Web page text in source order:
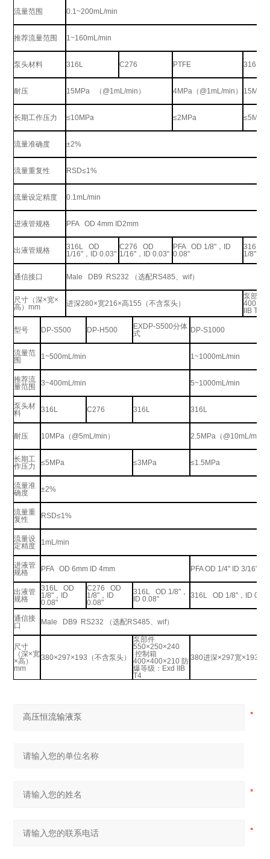
流量范围 0.1~200mL/min
推荐流量范围 1~160mL/min
泵头材料 316L C276 PTFE 316L
耐压 15MPa （ @1mL/min ） 4MPa （ @1mL/min ）
长期工作压力 ≤10MPa ≤2MPa ≤5MPa
流量准确度 ±2%
流量重复性 RSD≤1%
流量设定精度 0.1mL/min
进液管规格 PFA OD 4mm ID2mm
出液管规格
316L OD
1/16" ， ID 0.03"
C276 OD
1/16" ， ID 0.03"
PFA OD 1/8" ，
ID
0.08"
316L
1/8"
通信接口 Male DB9 RS232 （选配RS485、wif）
尺寸（深×宽×
高）mm 进深280×宽216×高155（不含泵头）
泵部件
IIB T4
型号 DP-S500 DP-H500
EXDP-S500分体
式
DP-S1000
流量范
围
1~500mL/min 1~1000mL/min
推荐流
量范围
3~400mL/min 5~1000mL/min
泵头材
料
316L C276 316L 316L
耐压 10MPa（@5mL/min） 2.5MPa （ @10mL/min
长期工
作压力
≤5MPa ≤3MPa ≤1.5MPa
流量准
确度
±2%
流量重
复性
RSD≤1%
流量设
定精度
1mL/min
进液管
规格
PFA OD 6mm ID 4mm PFA OD 1/4" ID 3/16"
出液管
规格
316L OD
1/8" ，
ID
0.08"
C276 OD
1/8" ，
ID
0.08"
316L OD 1/8" ，
ID 0.08"
316L OD 1/8" ， ID
通信接
口
Male DB9 RS232 （选配RS485、wif）
尺寸
（深×宽
×高）
mm
380×297×193（不含泵头）
泵部件
550×250×240
控制箱
400×400×210 防
爆等级：Exd IIB
T4
380进深×297宽×193高